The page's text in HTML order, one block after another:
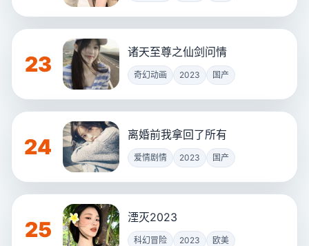
23 诸天至尊之仙剑问情
奇幻动画 2023 国产
24 离婚前我拿回了所有
爱情剧情 2023 国产
25 湮灭2023
科幻冒险 2023 欧美